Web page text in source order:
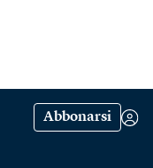
Abbonarsi